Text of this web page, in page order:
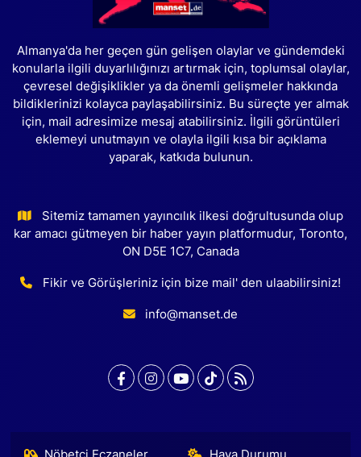
Almanya'da her geçen gün gelişen olaylar ve gündemdeki
konularla ilgili duyarlılığınızı artırmak için, toplumsal olaylar,
çevresel değişiklikler ya da önemli gelişmeler hakkında
bildiklerinizi kolayca paylaşabilirsiniz. Bu süreçte yer almak
için, mail adresimize mesaj atabilirsiniz. İlgili görüntüleri
eklemeyi unutmayın ve olayla ilgili kısa bir açıklama
yaparak, katkıda bulunun.
Sitemiz tamamen yayıncılık ilkesi doğrultusunda olup
kar amacı gütmeyen bir haber yayın platformudur, Toronto,
ON D5E 1C7, Canada
Fikir ve Görüşleriniz için bize mail' den ulaabilirsiniz!
info@manset.de